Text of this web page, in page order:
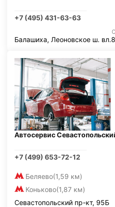
+7 (495) 431-63-63
Балашиха, Леоновское ш. вл.8
Автосервис
+7 (499) 653-72-12
Беляево(1,59 км)
Коньково(1,87 км)
Севастопольский пр-кт, 95Б